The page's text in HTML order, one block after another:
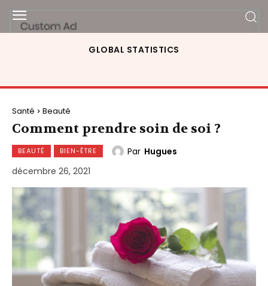
GLOBAL STATISTICS
Santé Beauté
Comment prendre soin de soi ?
BEAUTÉ BIEN-ÊTRE Par Hugues
décembre 26, 2021